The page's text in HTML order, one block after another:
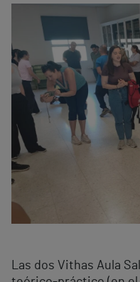
Las dos Vithas Aula